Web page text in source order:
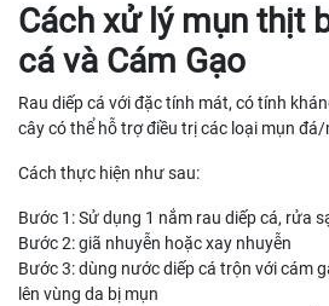
Cách xử lý mụn thịt
cá và Cám Gạo
Rau diếp cá với đặc tính mát, có tính
cây có thể hỗ trợ điều trị các loại mụn
Cách thực hiện như sau:
Bước 1: Sử dụng 1 nắm rau diếp cá, rửa
Bước 2: giã nhuyễn hoặc xay nhuyễn
Bước 3: dùng nước diếp cá trộn với cám
lên vùng da bị mụn